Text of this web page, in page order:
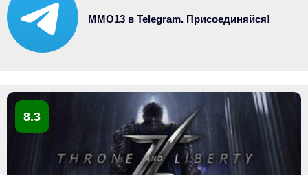
MMO13 в Telegram. Присоединяйся!
8.3